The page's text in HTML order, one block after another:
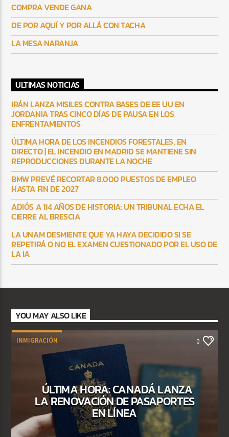
COMPRA VENDE GANA
DE POR AQUÍ Y POR ALLÁ CON TACHA
LA MESA NARANJA
ULTIMAS NOTICIAS
IRÁN LANZA MISILES CONTRA BASES DE EE UU EN
JORDANIA TRAS CINCO DÍAS DE PAUSA EN LOS
ENFRENTAMIENTOS
ÚLTIMA HORA DE LOS INCENDIOS FORESTALES, EN
DIRECTO | EL INCENDIO EN MADRID SE MANTIENE SIN
REPRODUCCIONES DURANTE LA NOCHE
BMW PREVÉ RECORTAR 8.000 PUESTOS DE EMPLEO
HASTA FIN DE 2027
ADIÓS A 114 AÑOS DE HISTORIA: UN TRIBUNAL ECHA EL
CIERRE AL BRESCIA
LA UNAM DESMIENTE QUE YA HAYA DECIDIDO SI SE
REPETIRÁ O NO EL EXAMEN CUESTIONADO POR EL USO DE
LA IA
YOU MAY ALSO LIKE
INMIGRACIÓN 0
ÚLTIMA HORA: CANADÁ LANZA
LA RENOVACIÓN DE PASAPORTES
EN LÍNEA